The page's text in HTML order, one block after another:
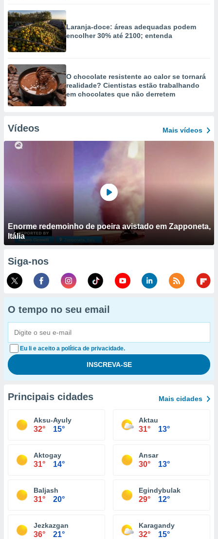
Laranja-doce: áreas adequadas podem
encolher 30% até 2100; entenda
O chocolate resistente ao calor se tornará
realidade? Cientistas estão trabalhando
em chocolates que não derretem
Vídeos Mais vídeos
Enorme redemoinho de poeira avistado em Zapponeta,
Itália
Siga-nos
O tempo no seu email
Eu li e aceito a política de privacidade.
Principais cidades Mais cidades
Aksu-Ayuly
32° 15°
Aktau
31° 13°
Aktogay
31° 14°
Ansar
30° 13°
Baljash
31° 20°
Egindybulak
29° 12°
Jezkazgan
36° 21°
Karagandy
32° 15°